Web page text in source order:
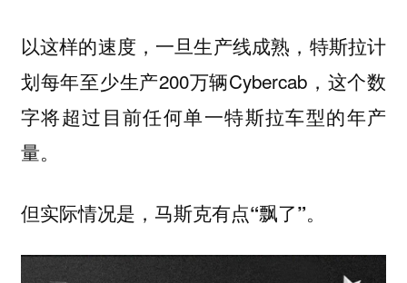
以这样的速度，一旦生产线成熟，特斯拉计
划每年至少生产200万辆Cybercab，这个数
字将超过目前任何单一特斯拉车型的年产
量。
但实际情况是，马斯克有点“飘了”。